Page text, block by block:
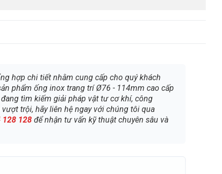
hợp chi tiết nhằm cung cấp cho quý khách
phẩm ống inox trang trí Ø76 - 114mm cao cấp
tìm kiếm giải pháp vật tư cơ khí, công
trội, hãy liên hệ ngay với chúng tôi qua
128 128 để nhận tư vấn kỹ thuật chuyên sâu và